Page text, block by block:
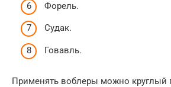
Форель.
Судак.
Говавль.
Применять воблеры можно круглый